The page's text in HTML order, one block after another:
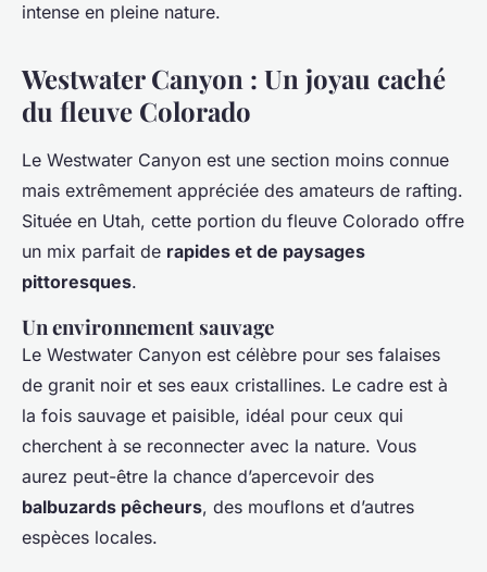
intense en pleine nature.
Westwater Canyon : Un joyau caché
du fleuve Colorado
Le Westwater Canyon est une section moins connue
mais extrêmement appréciée des amateurs de rafting.
Située en Utah, cette portion du fleuve Colorado offre
un mix parfait de rapides et de paysages
pittoresques.
Un environnement sauvage
Le Westwater Canyon est célèbre pour ses falaises
de granit noir et ses eaux cristallines. Le cadre est à
la fois sauvage et paisible, idéal pour ceux qui
cherchent à se reconnecter avec la nature. Vous
aurez peut-être la chance d’apercevoir des
balbuzards pêcheurs, des mouflons et d’autres
espèces locales.